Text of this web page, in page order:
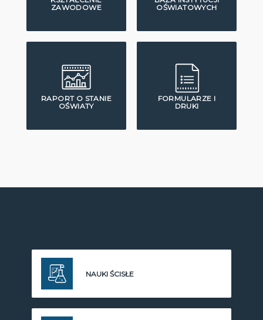
ZAWODOWE
OŚWIATOWYCH
RAPORT O STANIE
OŚWIATY
FORMULARZE I
DRUKI
NAUKI ŚCISŁE